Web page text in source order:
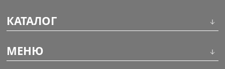
КАТАЛОГ
МЕНЮ